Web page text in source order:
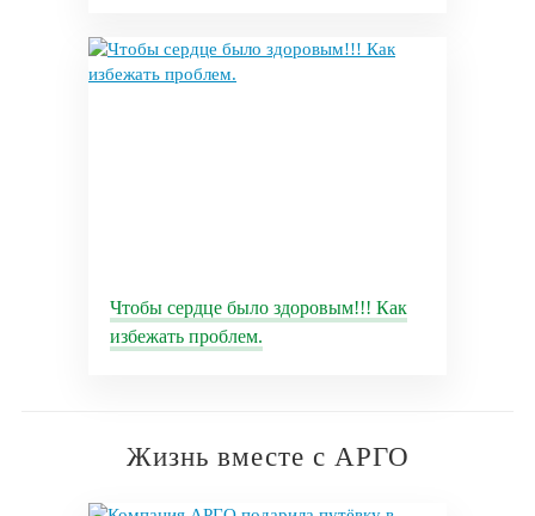
Чтобы сердце было здоровым!!! Как
избежать проблем.
Жизнь вместе с АРГО